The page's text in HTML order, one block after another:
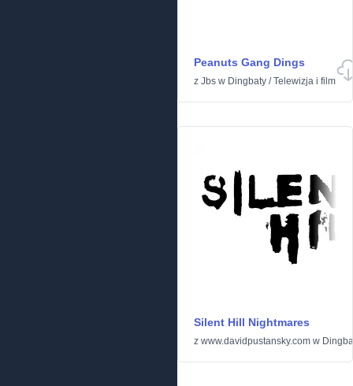
Peanuts Gang Dings
z Jbs w Dingbaty /Telewizja i film
Silent Hill Nightmares
z www.davidpustansky.com w